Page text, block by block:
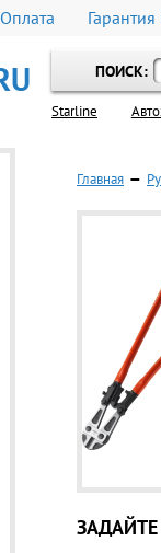
Оплата
ПОИСК:
Starline
Главная —